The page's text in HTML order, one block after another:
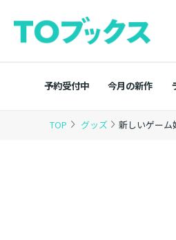
予約受付中 今月の新作
TOP グッズ 新しいゲー